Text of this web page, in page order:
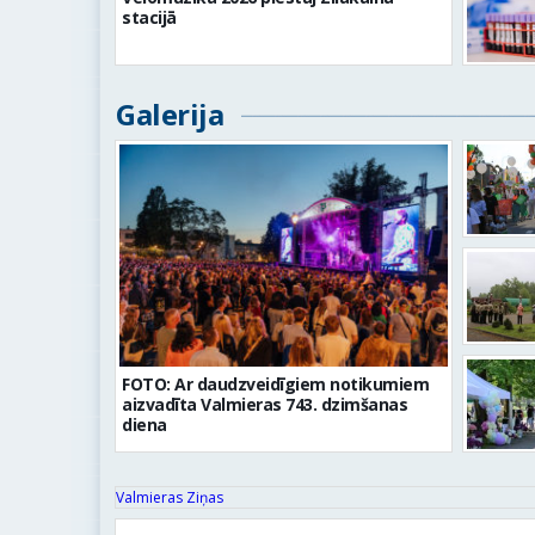
stacijā
Galerija
FOTO: Ar daudzveidīgiem notikumiem
aizvadīta Valmieras 743. dzimšanas
diena
Valmieras Ziņas